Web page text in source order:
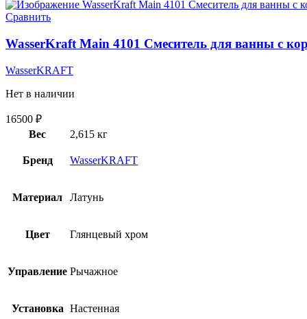
Сравнить
WasserKraft Main 4101 Смеситель для ванны с
WasserKRAFT
Нет в наличии
16500 ₽
Вес
2,615 кг
Бренд WasserKRAFT
Материал Латунь
Цвет Глянцевый хром
Управление Рычажное
Установка Настенная